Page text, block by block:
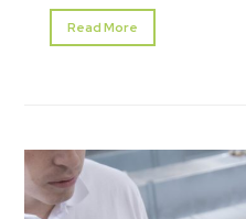
Read More